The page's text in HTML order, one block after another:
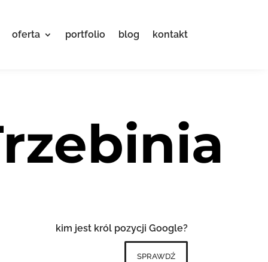
oferta portfolio blog kontakt
kim jest król pozycji Google?
sprawdź